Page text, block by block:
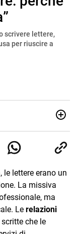
scrivere lettere,
per riuscire a
e spettacolo. Ha
giornalistiche online
lettere erano un
La missiva
ma
Le relazioni
che le